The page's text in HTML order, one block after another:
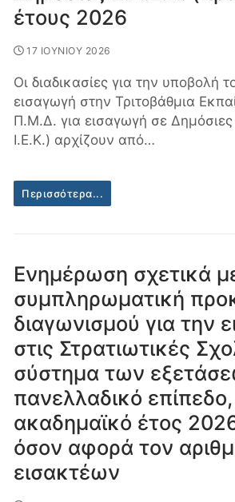
έτους 2026
17 ΙΟΥΝΙΟΥ 2026
Οι διαδικασίες για την υποβολή
εισαγωγή στην Τριτοβάθμια
Π.Μ.Δ. για εισαγωγή σε
Ι.Ε.Κ.) αρχίζουν από…
Περισσότερα...
Ενημέρωση σχετικά
συμπληρωματική
διαγωνισμού για την
στις Στρατιωτικές
σύστημα των
πανελλαδικό
ακαδημαϊκό έτος
όσον αφορά τον
εισακτέων